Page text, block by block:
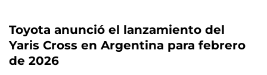
Toyota anunció el lanzamiento del
Yaris Cross en Argentina para febrero
de 2026